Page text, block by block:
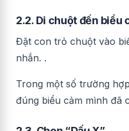
2.2. Di chuột đến biểu
Đặt con trỏ chuột vào
nhắn. .
Trong một số trường
đúng biểu cảm mình đã